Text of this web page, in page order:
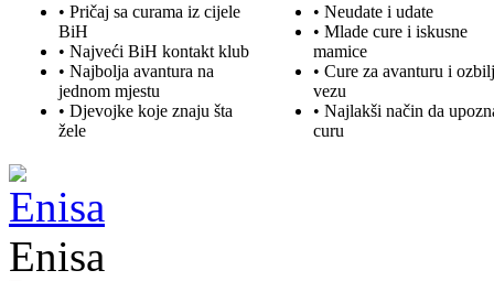
• Pričaj sa curama iz cijele
BiH
• Najveći BiH kontakt klub
• Najbolja avantura na
jednom mjestu
• Djevojke koje znaju šta
žele
• Neudate i udate
• Mlade cure i iskusne
mamice
• Cure za avanturu i
vezu
• Najlakši način da
curu
Enisa